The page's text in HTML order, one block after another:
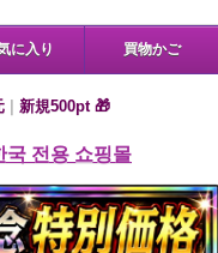
に入り 買物かご
新規500pt 🎁
국 전용 쇼핑몰